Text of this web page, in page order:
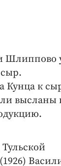
Шлиппово
Кунца к
высланы